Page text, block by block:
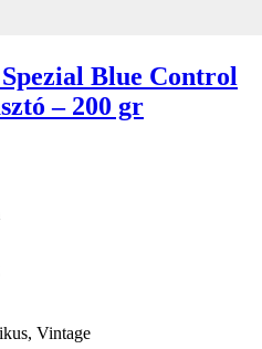
Blue Control
– 200 gr
Vintage